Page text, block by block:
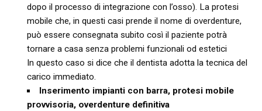
dopo il processo di integrazione con l’osso). La protesi
mobile che, in questi casi prende il nome di overdenture,
può essere consegnata subito così il paziente potrà
tornare a casa senza problemi funzionali od estetici
In questo caso si dice che il dentista adotta la tecnica del
carico immediato.
Inserimento impianti con barra, protesi mobile
provvisoria, overdenture definitiva